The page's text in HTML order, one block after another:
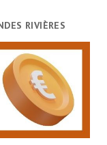
RIVIÈRES